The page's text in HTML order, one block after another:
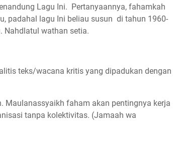
Lagu Ini. Pertanyaannya, fahamkah
padahal lagu Ini beliau susun di tahun 1960-
Nahdlatul wathan setia.
teks/wacana kritis yang dipadukan dengan
Maulanassyaikh faham akan pentingnya kerja
tanpa kolektivitas. (Jamaah wa